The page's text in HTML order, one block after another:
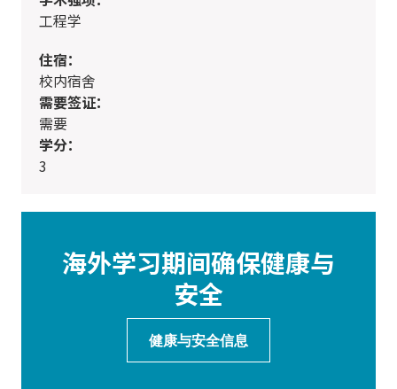
工程学
住宿：
校内宿舍
需要签证：
需要
学分：
3
海外学习期间确保健康与
安全
健康与安全信息